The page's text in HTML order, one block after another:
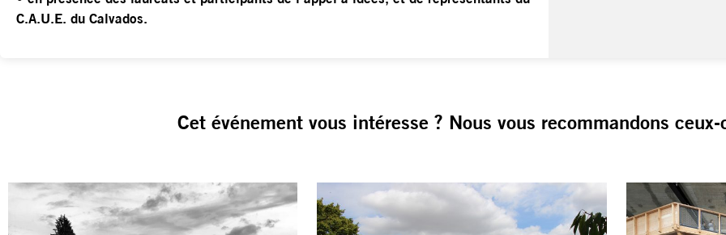
C.A.U.E. du Calvados.
Cet événement vous intéresse ? Nous vous recommandons